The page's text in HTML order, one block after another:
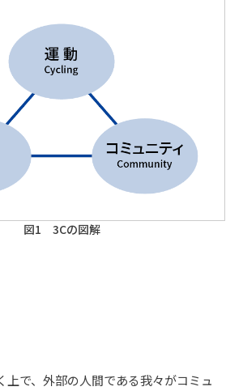
図1 3Cの図解
上で、外部の人間である我々がコミュ